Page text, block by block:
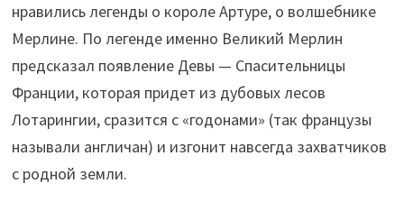
нравились легенды о короле Артуре, о волшебнике
Мерлине. По легенде именно Великий Мерлин
предсказал появление Девы — Спасительницы
Франции, которая придет из дубовых лесов
Лотарингии, сразится с «годонами» (так французы
называли англичан) и изгонит навсегда захватчиков
с родной земли.